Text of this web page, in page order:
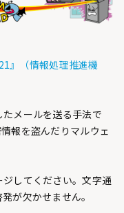
』（情報処理推進機
メールを送る手法で
報を盗んだりマルウェ
ジしてください。文字通
が欠かせません。